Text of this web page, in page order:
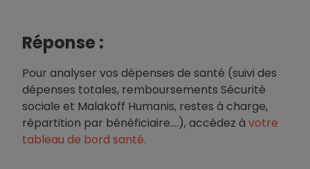
Réponse :
Pour analyser vos dépenses de santé (suivi des
dépenses totales, remboursements Sécurité
sociale et Malakoff Humanis, restes à charge,
répartition par bénéficiaire....), accédez à votre
tableau de bord santé.